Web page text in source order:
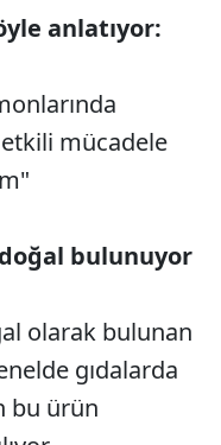
anlatıyor:
mücadele
bulunuyor
olarak bulunan
gıdalarda
bu ürün